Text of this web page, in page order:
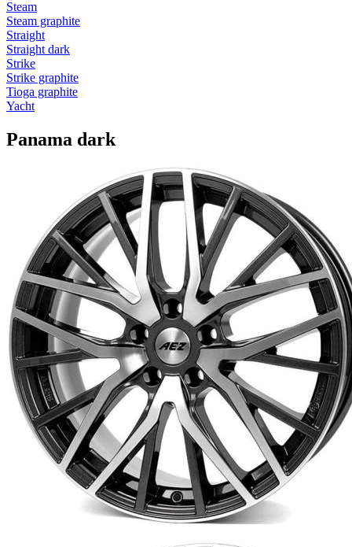
Steam
Steam graphite
Straight
Straight dark
Strike
Strike graphite
Tioga graphite
Yacht
Panama dark